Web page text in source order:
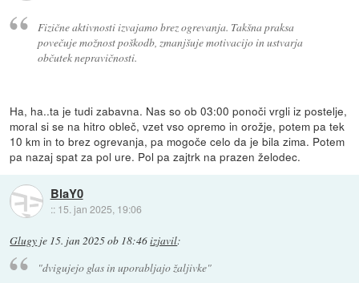
Fizične aktivnosti izvajamo brez ogrevanja. Takšna praksa
povečuje možnost poškodb, zmanjšuje motivacijo in ustvarja
občutek nepravičnosti.
Ha, ha..ta je tudi zabavna. Nas so ob 03:00 ponoči vrgli iz postelje,
moral si se na hitro obleč, vzet vso opremo in orožje, potem pa tek
10 km in to brez ogrevanja, pa mogoče celo da je bila zima. Potem
pa nazaj spat za pol ure. Pol pa zajtrk na prazen želodec.
BlaY0
:: 15. jan 2025, 19:06
Glugy je 15. jan 2025 ob 18:46izjavil:
"dvigujejo glas in uporabljajo žaljivke"